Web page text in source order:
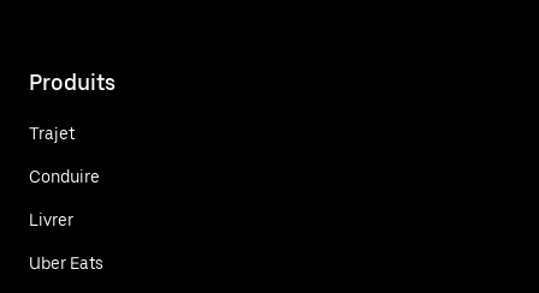
Produits
Trajet
Conduire
Livrer
Uber Eats